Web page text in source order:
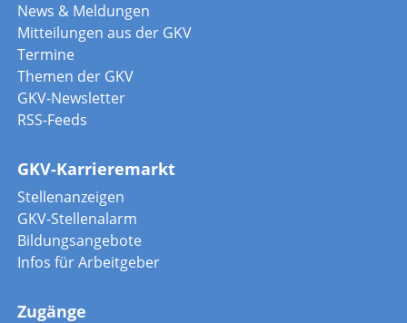
News & Meldungen
Mitteilungen aus der GKV
Termine
Themen der GKV
GKV-Newsletter
RSS-Feeds
GKV-Karrieremarkt
Stellenanzeigen
GKV-Stellenalarm
Bildungsangebote
Infos für Arbeitgeber
Zugänge